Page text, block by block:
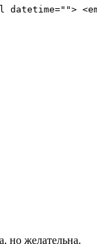
но желательна.